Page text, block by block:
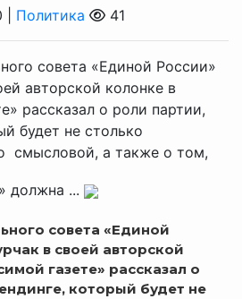
| Политика 41
совета «Единой России»
авторской колонке в
рассказал о роли партии,
будет не столько
смысловой, а также о том,
должна ...
совета «Единой
в своей авторской
газете» рассказал о
который будет не